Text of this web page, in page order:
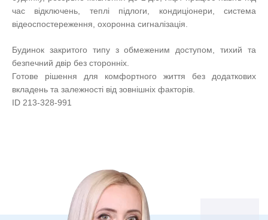
час відключень, теплі підлоги, кондиціонери, система
відеоспостереження, охоронна сигналізація.
Будинок закритого типу з обмеженим доступом, тихий та
безпечний двір без сторонніх.
Готове рішення для комфортного життя без додаткових
вкладень та залежності від зовнішніх факторів.
ID 213-328-991